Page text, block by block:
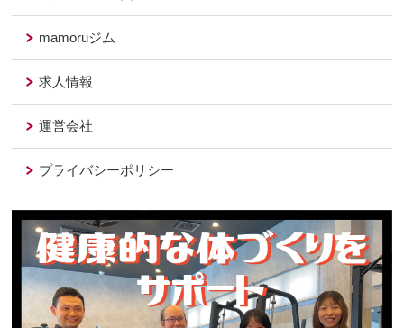
mamoruジム
求人情報
運営会社
プライバシーポリシー